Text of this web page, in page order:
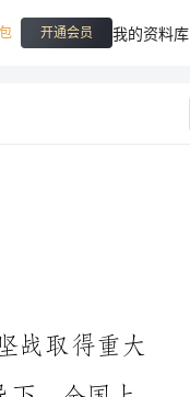
开通会员 我的资料库